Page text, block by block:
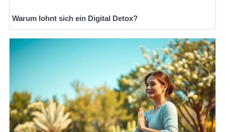
Warum lohnt sich ein Digital Detox?